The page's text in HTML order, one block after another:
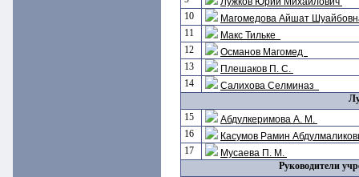
10
Магомедова Айшат
11
Макс Тильке
12
Османов Магомед
13
Плешаков П. С.
14
Салихова Селминаз
15
Абдулкеримова А. М.
16
Касумов Рамин
17
Мусаева П. М.
Руководители